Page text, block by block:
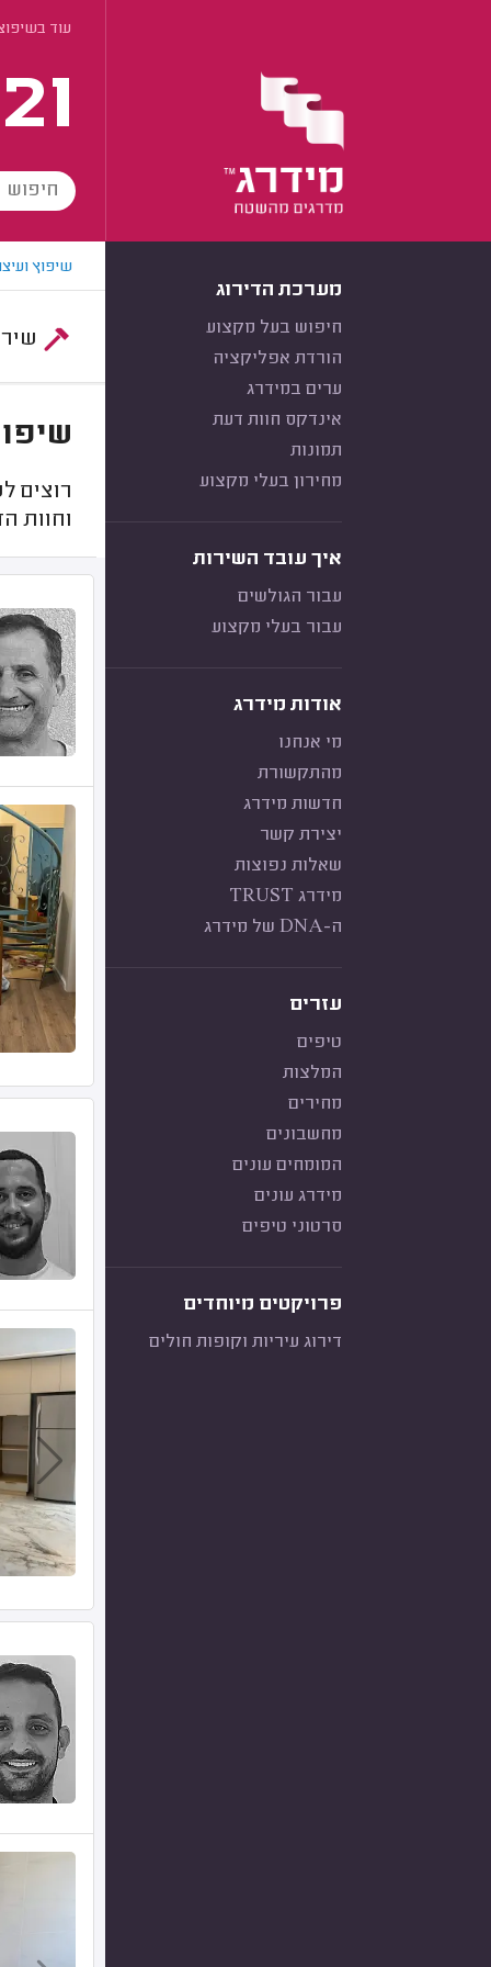
עוד
מערכת הדירוג
חיפוש בעל מקצוע
הורדת אפליקציה
ערים במידרג
אינדקס חוות דעת
תמונות
מחירון בעלי מקצוע
איך עובד השירות
עבור הגולשים
עבור בעלי מקצוע
אודות מידרג
מי אנחנו
מהתקשורת
חדשות מידרג
יצירת קשר
שאלות נפוצות
מידרג TRUST
ה-DNA של מידרג
עזרים
טיפים
המלצות
מחירים
מחשבונים
המומחים עונים
מידרג עונים
סרטוני טיפים
פרויקטים מיוחדים
דירוג עיריות וקופות חולים
שיפוץ
רוצים
וחוות